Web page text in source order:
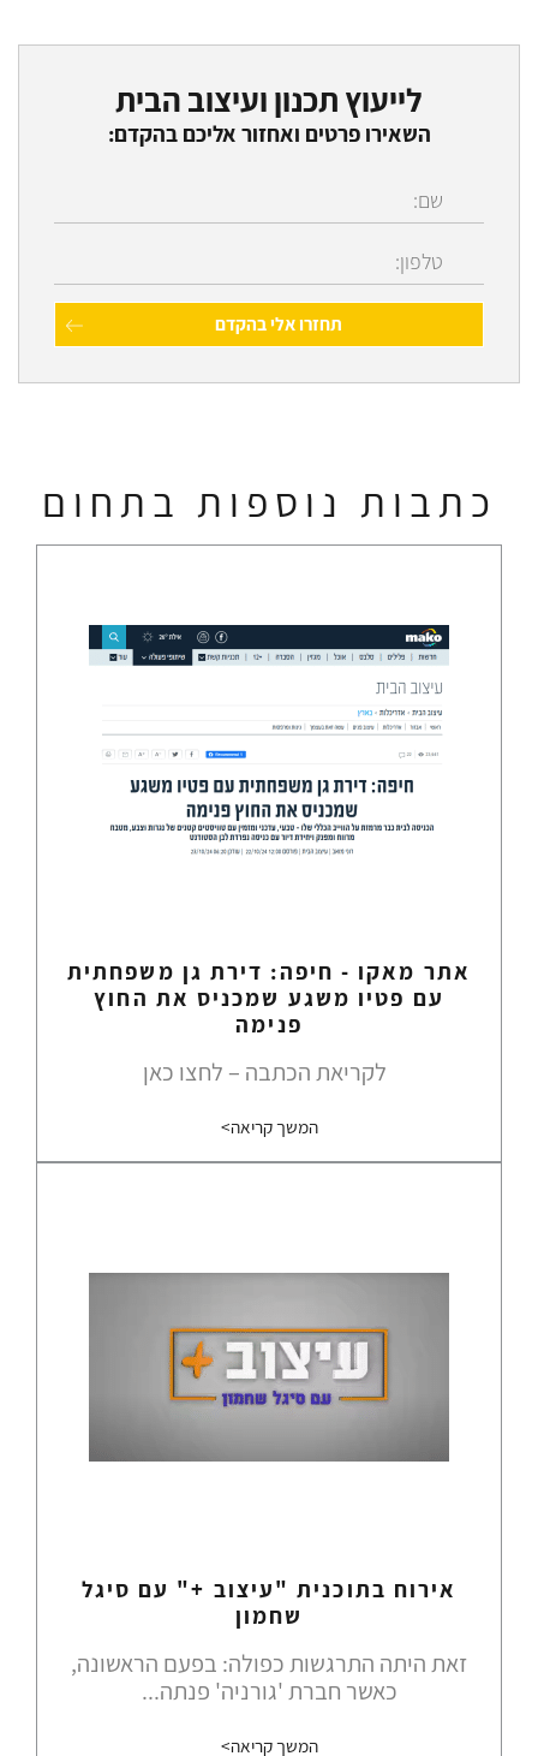
לייעוץ תכנון ועיצוב הבית
השאירו פרטים ואחזור אליכם בהקדם:
כתבות נוספות בתחום
אתר מאקו - חיפה: דירת גן משפחתית
עם פטיו משגע שמכניס את החוץ
פנימה
לקריאת הכתבה – לחצו כאן
המשך קריאה>
אירוח בתוכנית "עיצוב +" עם סיגל
שחמון
זאת היתה התרגשות כפולה: בפעם הראשונה,
כאשר חברת 'גורניה' פנתה...
המשך קריאה>